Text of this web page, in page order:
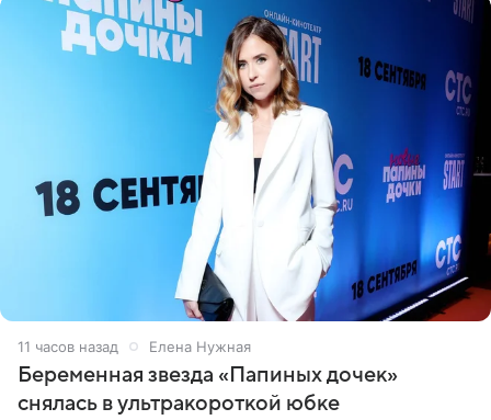
11 часов назад Елена Нужная
Беременная звезда «Папиных дочек»
снялась в ультракороткой юбке